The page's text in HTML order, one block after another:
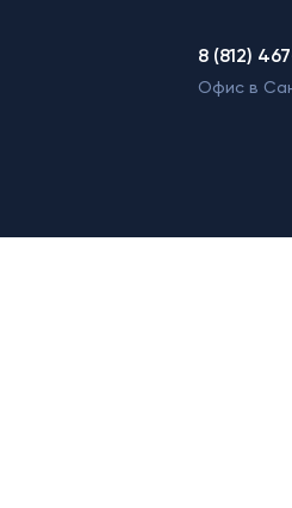
8 (812)
Офис в